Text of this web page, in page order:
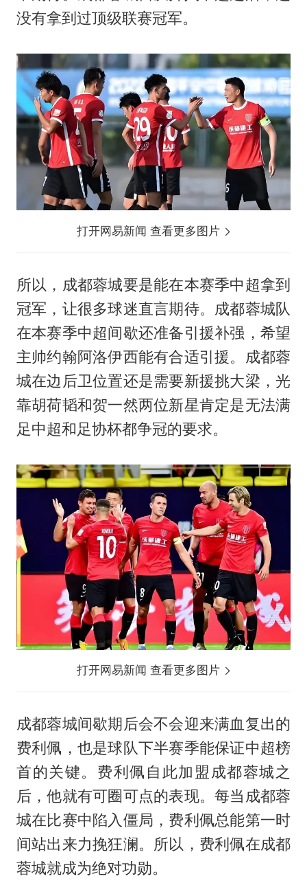
没有拿到过顶级联赛冠军。
打开网易新闻 查看更多图片
所以，成都蓉城要是能在本赛季中超拿到
冠军，让很多球迷直言期待。成都蓉城队
在本赛季中超间歇还准备引援补强，希望
主帅约翰阿洛伊西能有合适引援。成都蓉
城在边后卫位置还是需要新援挑大梁，光
靠胡荷韬和贺一然两位新星肯定是无法满
足中超和足协杯都争冠的要求。
打开网易新闻 查看更多图片
成都蓉城间歇期后会不会迎来满血复出的
费利佩 ，也是球队下半赛季能保证中超榜
首的关键。费利佩自此加盟成都蓉城之
后，他就有可圈可点的表现。每当成都蓉
城在比赛中陷入僵局，费利佩总能第一时
间站出来力挽狂澜。所以，费利佩在成都
蓉城就成为绝对功勋。